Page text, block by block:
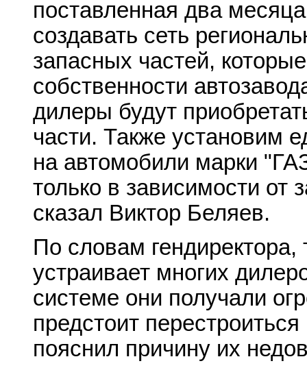
поставленная два
создавать сеть
запасных частей,
собственности
дилеры будут
части. Также установим
на автомобили марки
только в зависимости от
сказал Виктор Беляев.
По словам
устраивает многих
системе они получали
предстоит
пояснил причину их